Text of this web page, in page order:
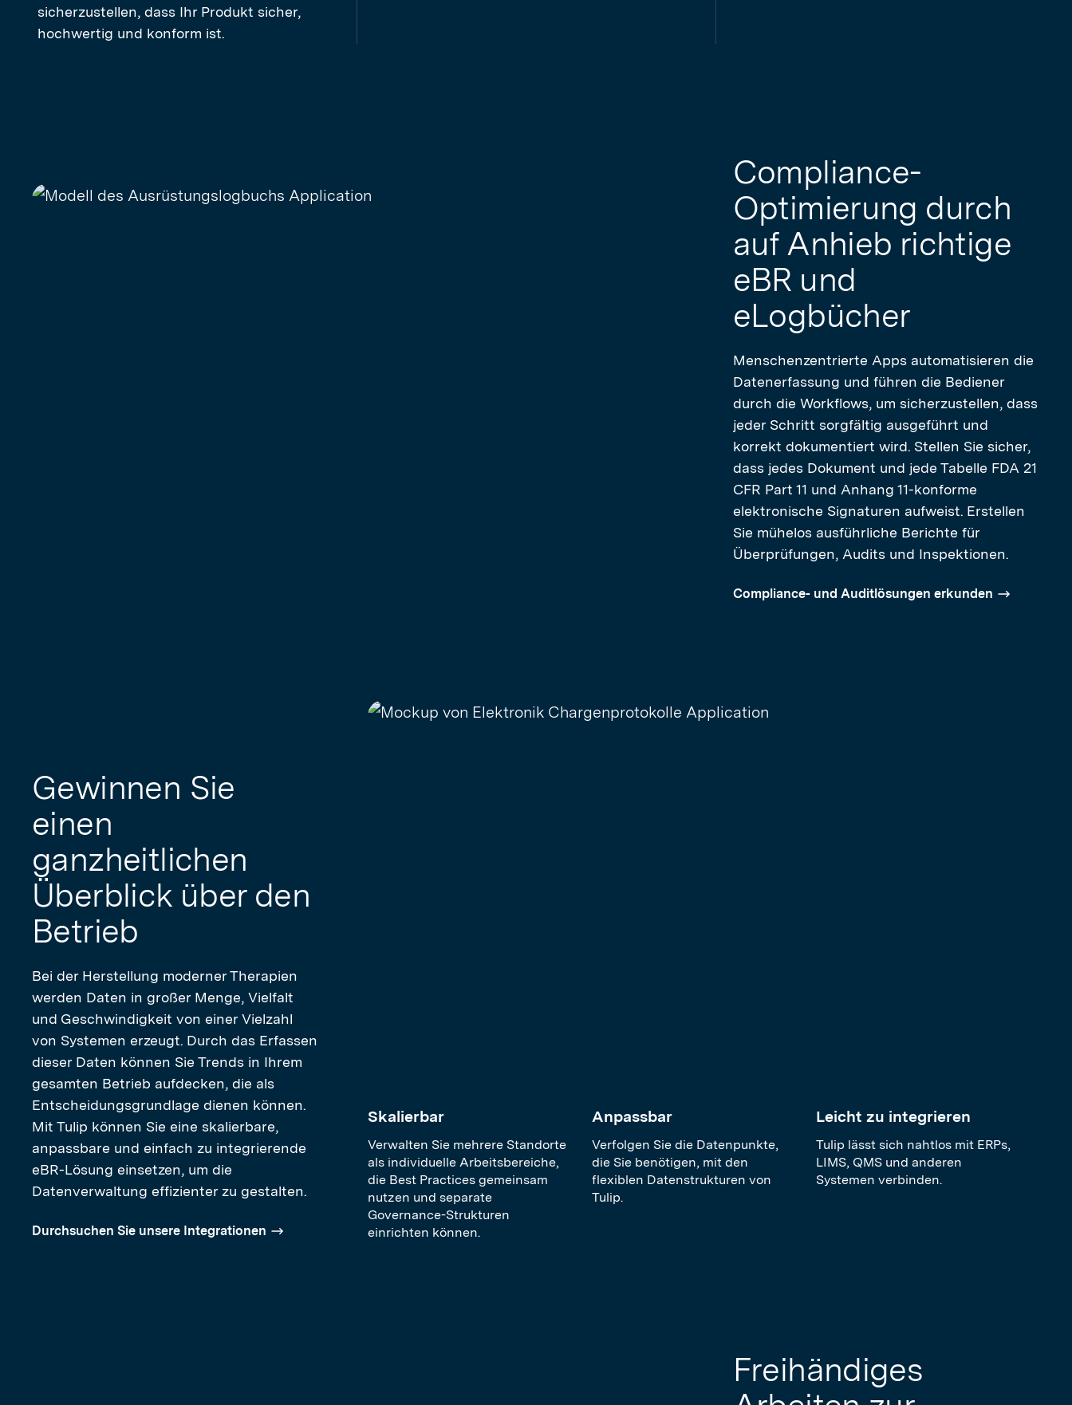
sicherzustellen, dass Ihr Produkt sicher,
hochwertig und konform ist.
Compliance-
Optimierung durch
auf Anhieb richtige
eBR und
eLogbücher
Menschenzentrierte Apps automatisieren die
Datenerfassung und führen die Bediener
durch die Workflows, um sicherzustellen, dass
jeder Schritt sorgfältig ausgeführt und
korrekt dokumentiert wird. Stellen Sie sicher,
dass jedes Dokument und jede Tabelle FDA 21
CFR Part 11 und Anhang 11-konforme
elektronische Signaturen aufweist. Erstellen
Sie mühelos ausführliche Berichte für
Überprüfungen, Audits und Inspektionen.
Compliance- und Auditlösungen erkunden
Gewinnen Sie
einen
ganzheitlichen
Überblick über den
Betrieb
Bei der Herstellung moderner Therapien
werden Daten in großer Menge, Vielfalt
und Geschwindigkeit von einer Vielzahl
von Systemen erzeugt. Durch das Erfassen
dieser Daten können Sie Trends in Ihrem
gesamten Betrieb aufdecken, die als
Entscheidungsgrundlage dienen können.
Mit Tulip können Sie eine skalierbare,
anpassbare und einfach zu integrierende
eBR-Lösung einsetzen, um die
Datenverwaltung effizienter zu gestalten.
Durchsuchen Sie unsere Integrationen
Skalierbar
Verwalten Sie mehrere Standorte
als individuelle Arbeitsbereiche,
die Best Practices gemeinsam
nutzen und separate
Governance-Strukturen
einrichten können.
Anpassbar
Verfolgen Sie die Datenpunkte,
die Sie benötigen, mit den
flexiblen Datenstrukturen von
Tulip.
Leicht zu integrieren
Tulip lässt sich nahtlos mit ERPs,
LIMS, QMS und anderen
Systemen verbinden.
Freihändiges